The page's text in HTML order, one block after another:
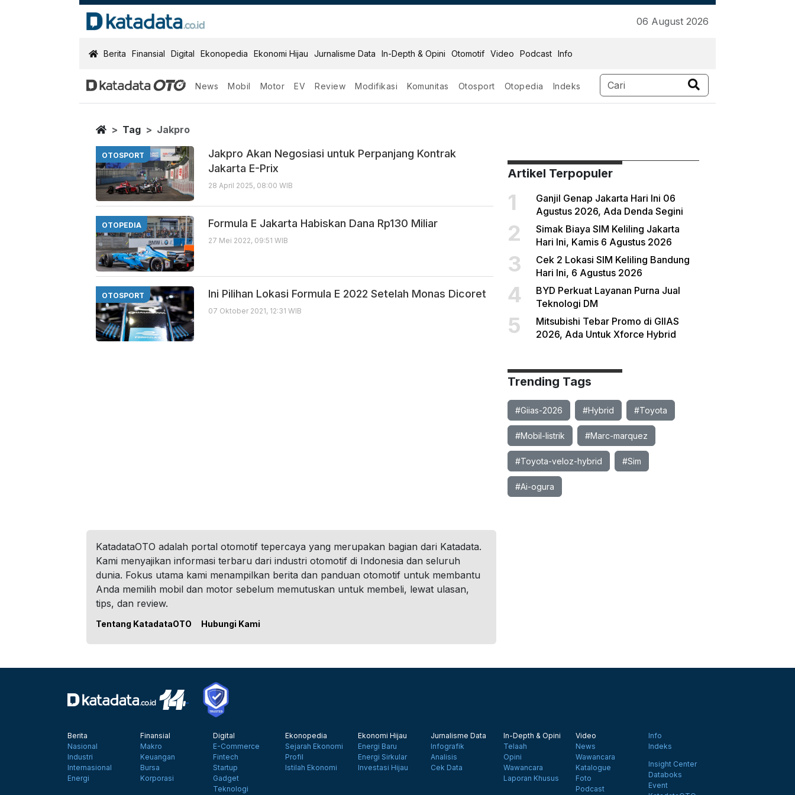
06 August 2026
KatadataOTO
Berita Finansial Digital Ekonopedia Ekonomi Hijau Jurnalisme Data In-Depth & Opini Otomotif Video Podcast Info
News Mobil Motor EV Review Modifikasi Komunitas Otosport Otopedia Indeks
Jakpro
Berita Terbaru
Home
Tag Jakpro
OTOSPORT
Jakpro Akan Negosiasi untuk Perpanjang Kontrak
Jakarta E-Prix
28 April 2025, 08:00 WIB
OTOPEDIA Formula E Jakarta Habiskan Dana Rp130 Miliar
27 Mei 2022, 09:51 WIB
OTOSPORT Ini Pilihan Lokasi Formula E 2022 Setelah Monas Dicoret
07 Oktober 2021, 12:31 WIB
Artikel Terpopuler
1
Ganjil Genap Jakarta Hari Ini 06
Agustus 2026, Ada Denda Segini
2
Simak Biaya SIM Keliling Jakarta
Hari Ini, Kamis 6 Agustus 2026
3
Cek 2 Lokasi SIM Keliling Bandung
Hari Ini, 6 Agustus 2026
4
BYD Perkuat Layanan Purna Jual
Teknologi DM
5
Mitsubishi Tebar Promo di GIIAS
2026, Ada Untuk Xforce Hybrid
Trending Tags
#Giias-2026 #Hybrid #Toyota
#Mobil-listrik #Marc-marquez
#Toyota-veloz-hybrid #Sim
#Ai-ogura
KatadataOTO adalah portal otomotif tepercaya yang merupakan bagian dari Katadata.
Kami menyajikan informasi terbaru dari industri otomotif di Indonesia dan seluruh
dunia. Fokus utama kami menampilkan berita dan panduan otomotif untuk membantu
Anda memilih mobil dan motor sebelum memutuskan untuk membeli, lewat ulasan,
tips, dan review.
Tentang KatadataOTO Hubungi Kami
Berita
Nasional
Industri
Internasional
Energi
Finansial
Makro
Keuangan
Bursa
Korporasi
Digital
E-Commerce
Fintech
Startup
Gadget
Teknologi
Ekonopedia
Sejarah Ekonomi
Profil
Istilah Ekonomi
Ekonomi Hijau
Energi Baru
Energi Sirkular
Investasi Hijau
Jurnalisme Data
Infografik
Analisis
Cek Data
In-Depth & Opini
Telaah
Opini
Wawancara
Laporan Khusus
Video
News
Wawancara
Katalogue
Foto
Podcast
Info
Indeks
Insight Center
Databoks
Event